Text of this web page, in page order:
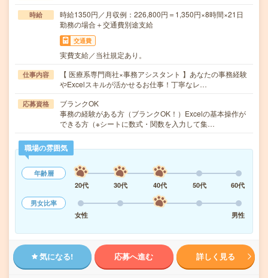
時給
時給1350円／月収例：226,800円＝1,350円×8時間×21日
勤務の場合＋交通費別途支給
交通費
実費支給／当社規定あり。
仕事内容
【 医療系専門商社×事務アシスタント 】あなたの事務経験
やExcelスキルが活かせるお仕事！丁寧なレ…
応募資格
ブランクOK
事務の経験がある方（ブランクOK！）Excelの基本操作が
できる方（※シートに数式・関数を入力して集…
職場の雰囲気
年齢層
20代
30代 40代 50代
60代
男女比率
女性
男性
気になる! 応募へ進む 詳しく見る